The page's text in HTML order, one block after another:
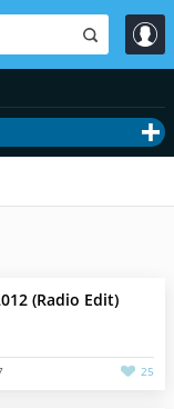
(Radio Edit)
25